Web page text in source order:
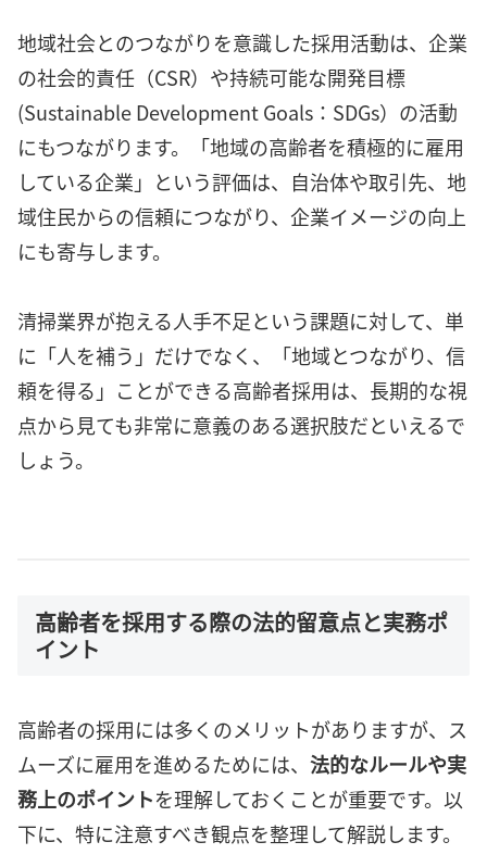
地域社会とのつながりを意識した採用活動は、企業
の社会的責任（CSR）や持続可能な開発目標
(Sustainable Development Goals：SDGs）の活動
にもつながります。「地域の高齢者を積極的に雇用
している企業」という評価は、自治体や取引先、地
域住民からの信頼につながり、企業イメージの向上
にも寄与します。
清掃業界が抱える人手不足という課題に対して、単
に「人を補う」だけでなく、「地域とつながり、信
頼を得る」ことができる高齢者採用は、長期的な視
点から見ても非常に意義のある選択肢だといえるで
しょう。
高齢者を採用する際の法的留意点と実務ポ
イント
高齢者の採用には多くのメリットがありますが、ス
ムーズに雇用を進めるためには、 法的なルールや実
務上のポイントを理解しておくことが重要です。以
下に、特に注意すべき観点を整理して解説します。